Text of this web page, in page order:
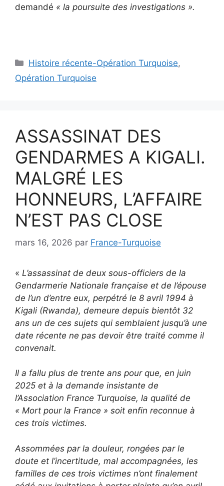
demandé « la poursuite des investigations ».
Catégories
Histoire récente-Opération Turquoise,
Opération Turquoise
ASSASSINAT DES
GENDARMES A KIGALI.
MALGRÉ LES
HONNEURS, L’AFFAIRE
N’EST PAS CLOSE
mars 16, 2026 par France-Turquoise
« L’assassinat de deux sous-officiers de la
Gendarmerie Nationale française et de l’épouse
de l’un d’entre eux, perpétré le 8 avril 1994 à
Kigali (Rwanda), demeure depuis bientôt 32
ans un de ces sujets qui semblaient jusqu’à une
date récente ne pas devoir être traité comme il
convenait.
Il a fallu plus de trente ans pour que, en juin
2025 et à la demande insistante de
l’Association France Turquoise, la qualité de
« Mort pour la France » soit enfin reconnue à
ces trois victimes.
Assommées par la douleur, rongées par le
doute et l’incertitude, mal accompagnées, les
familles de ces trois victimes n’ont finalement